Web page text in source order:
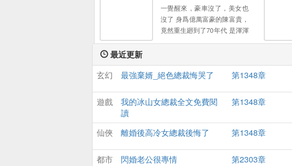
一覺醒來，豪車沒了，美女也
沒了 身爲億萬富豪的陳富貴，
竟然重生廻到了70年代 是渾渾
噩噩過一生，還是轟轟烈烈活
愛的閨女，他要創造屬於自己
的商業帝國。
最近更新
玄幻
最強棄婿_絕色總裁悔哭了 第1348章
遊戲
我的冰山女總裁全文免費閱
讀
第1348章
仙俠 離婚後高冷女總裁後悔了 第1348章
都市 閃婚老公很專情 第2303章